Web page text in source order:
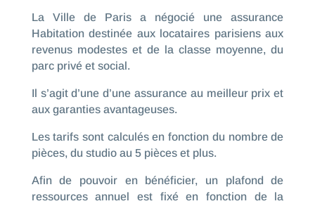
La Ville de Paris a négocié une assurance
Habitation destinée aux locataires parisiens aux
revenus modestes et de la classe moyenne, du
parc privé et social.
Il s’agit d’une d’une assurance au meilleur prix et
aux garanties avantageuses.
Les tarifs sont calculés en fonction du nombre de
pièces, du studio au 5 pièces et plus.
Afin de pouvoir en bénéficier, un plafond de
ressources annuel est fixé en fonction de la